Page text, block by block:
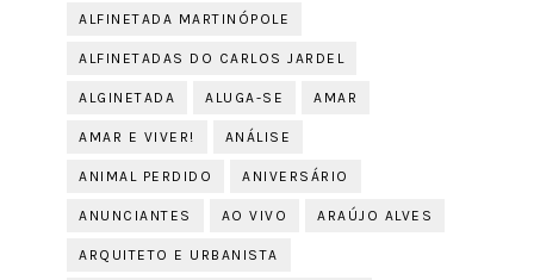
ALFINETADA MARTINÓPOLE
ALFINETADAS DO CARLOS JARDEL
ALGINETADA ALUGA-SE AMAR
AMAR E VIVER! ANÁLISE
ANIMAL PERDIDO ANIVERSÁRIO
ANUNCIANTES AO VIVO ARAÚJO ALVES
ARQUITETO E URBANISTA